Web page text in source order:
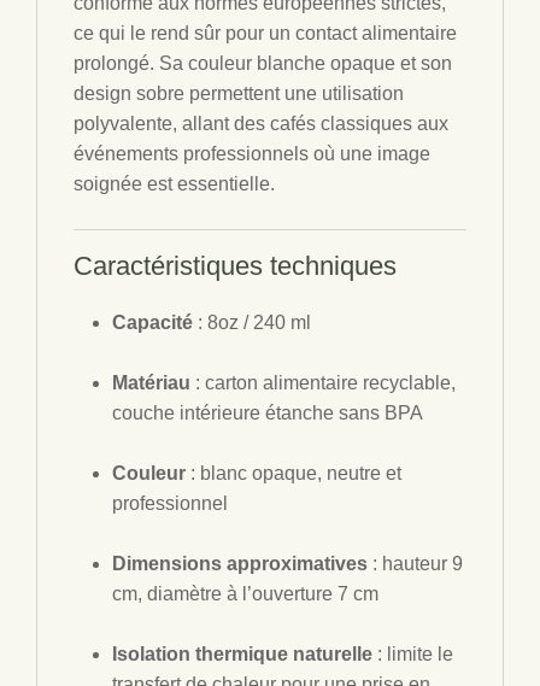
ce qui le rend sûr pour un contact alimentaire
prolongé. Sa couleur blanche opaque et son
design sobre permettent une utilisation
polyvalente, allant des cafés classiques aux
événements professionnels où une image
soignée est essentielle.
Caractéristiques techniques
Capacité : 8oz / 240 ml
Matériau : carton alimentaire recyclable,
couche intérieure étanche sans BPA
Couleur : blanc opaque, neutre et
professionnel
Dimensions approximatives : hauteur 9
cm, diamètre à l’ouverture 7 cm
Isolation thermique naturelle : limite le